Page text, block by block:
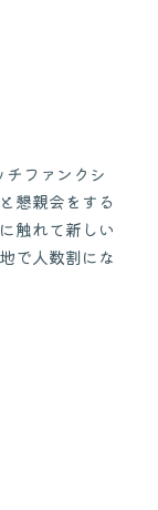
ファンクシ
懇親会をする
触れて新しい
で人数割にな